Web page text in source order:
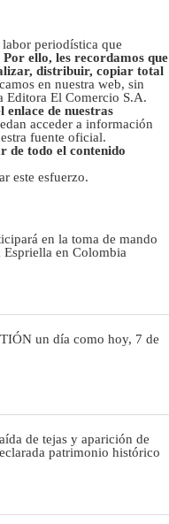
periodística que
Por ello, les recordamos que
distribuir, copiar total
en nuestra web, sin
Editora El Comercio S.A.
de nuestras
acceder a información
fuente oficial.
de todo el contenido
este esfuerzo.
en la toma de mando
en Colombia
un día como hoy, 7 de
de tejas y aparición de
patrimonio histórico